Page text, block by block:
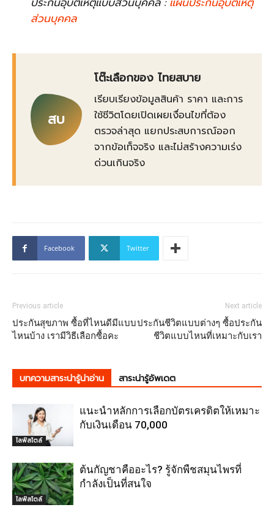
ส่วนบุคคล
สบ
โต๊ะเลือกของ ไทยสบาย
เรียบเรียงข้อมูลสินค้า ราคา และการ
ใช้ชีวิตโดยเปิดเผยเงื่อนไขที่ต้อง
ตรวจล่าสุด แยกประสบการณ์ออก
จากข้อเท็จจริง และไม่สร้างความเร่ง
ด่วนเกินจริง
Facebook Twitter
Previous article
ประกันสุขภาพ ซื้อที่ไหนดีมีแบบ
ไหนบ้าง เรามีวิธีเลือกซื้อคะ
Next article
ประกันชีวิตแบบต่างๆ ซื้อประกัน
ชีวิตแบบไหนที่เหมาะกับเรา
บทความสาระน่ารู้น่าอ่าน สาระน่ารู้อัพเดต
ไลฟ์สไตล์
แนะนำหลักการเลือกบัตรเครดิตให้เหมาะ
กับเงินเดือน 70,000
ไลฟ์สไตล์
ต้นกัญชาคืออะไร? รู้จักพืชสมุนไพรที่
กำลังเป็นที่สนใจ